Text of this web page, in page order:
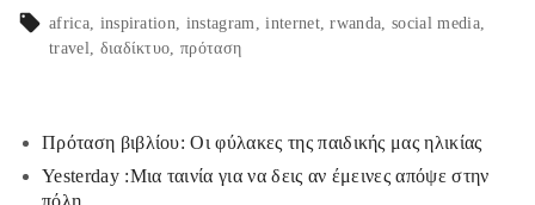
eb
o
k
itt
er
ai
l
ρ
α
εί
τε
africa inspiration instagram internet rwanda
social media
travel
διαδίκτυο πρόταση
Πρόταση βιβλίου: Οι φύλακες της παιδικής μας ηλικίας
Yesterday :Μια ταινία για να δεις αν έμεινες απόψε στην
πόλη